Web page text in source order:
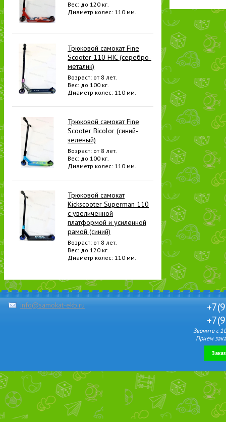
Вес: до 120 кг.
Диаметр колес: 110 мм.
Трюковой самокат Fine
Scooter 110 HIC (серебро-
металик)
Возраст: от 8 лет.
Вес: до 100 кг.
Диаметр колес: 110 мм.
Трюковой самокат Fine
Scooter Bicolor (синий-
зеленый)
Возраст: от 8 лет.
Вес: до 100 кг.
Диаметр колес: 110 мм.
Трюковой самокат
Kickscooter Superman 110
с увеличенной
платформой и усиленной
рамой (синий)
Возраст: от 8 лет.
Вес: до 120 кг.
Диаметр колес: 110 мм.
info@samokat-ekb.ru
Звоните с
Прием